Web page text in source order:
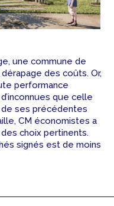
une commune de
des coûts. Or,
performance
que celle
de ses précédentes
CM économistes a
choix pertinents.
signés est de moins